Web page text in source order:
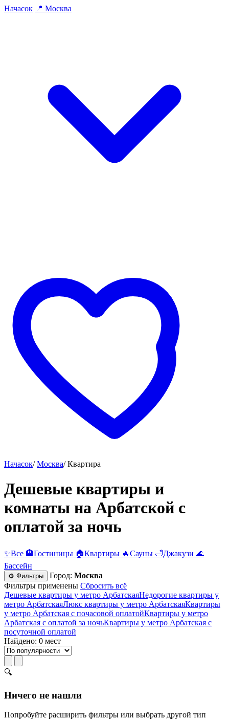
Начасок 📍 Москва
Начасок/ Москва/ Квартира
Дешевые квартиры и
комнаты на Арбатской с
оплатой за ночь
✨Все 🏨Гостиницы 🏠Квартиры 🔥Сауны 🛁Джакузи 🌊
Бассейн
⚙ Фильтры Город: Москва
Фильтры применены Сбросить всё
Дешевые квартиры у метро АрбатскаяНедорогие квартиры у
метро АрбатскаяЛюкс квартиры у метро АрбатскаяКвартиры
у метро Арбатская c почасовой оплатойКвартиры у метро
Арбатская с оплатой за ночьКвартиры у метро Арбатская c
посуточной оплатой
Найдено: 0 мест
🔍
Ничего не нашли
Попробуйте расширить фильтры или выбрать другой тип